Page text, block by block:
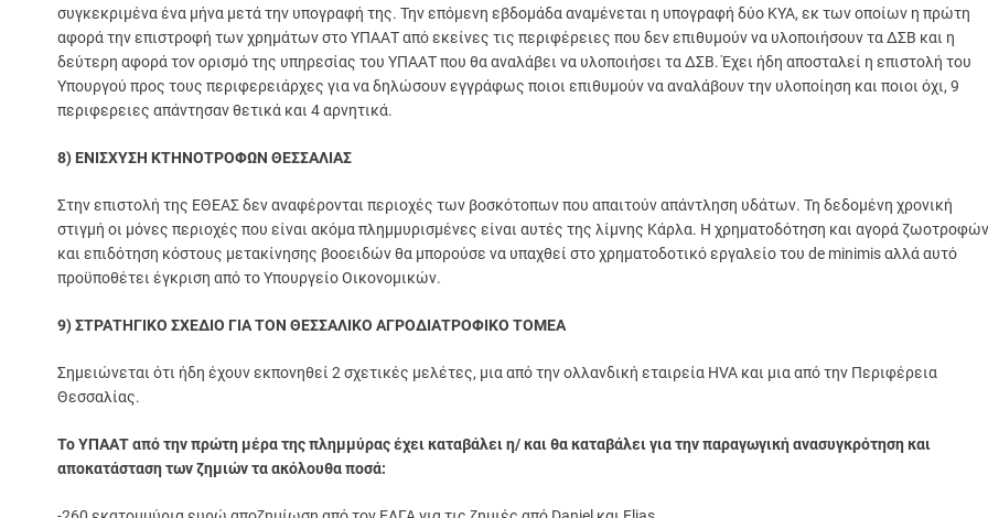
συγκεκριμένα ένα μήνα μετά την υπογραφή της. Την επόμενη εβδομάδα αναμένεται η υπογραφή δύο ΚΥΑ, εκ των οποίων η πρώτη
αφορά την επιστροφή των χρημάτων στο ΥΠΑΑΤ από εκείνες τις περιφέρειες που δεν επιθυμούν να υλοποιήσουν τα ΔΣΒ και η
δεύτερη αφορά τον ορισμό της υπηρεσίας του ΥΠΑΑΤ που θα αναλάβει να υλοποιήσει τα ΔΣΒ. Έχει ήδη αποσταλεί η επιστολή του
Υπουργού προς τους περιφερειάρχες για να δηλώσουν εγγράφως ποιοι επιθυμούν να αναλάβουν την υλοποίηση και ποιοι όχι, 9
περιφερειες απάντησαν θετικά και 4 αρνητικά.
8) ΕΝΙΣΧΥΣΗ ΚΤΗΝΟΤΡΟΦΩΝ ΘΕΣΣΑΛΙΑΣ
Στην επιστολή της ΕΘΕΑΣ δεν αναφέρονται περιοχές των βοσκότοπων που απαιτούν απάντληση υδάτων. Τη δεδομένη χρονική
στιγμή οι μόνες περιοχές που είναι ακόμα πλημμυρισμένες είναι αυτές της λίμνης Κάρλα. Η χρηματοδότηση και αγορά ζωοτροφών
και επιδότηση κόστους μετακίνησης βοοειδών θα μπορούσε να υπαχθεί στο χρηματοδοτικό εργαλείο του de minimis αλλά αυτό
προϋποθέτει έγκριση από το Υπουργείο Οικονομικών.
9) ΣΤΡΑΤΗΓΙΚΟ ΣΧΕΔΙΟ ΓΙΑ ΤΟΝ ΘΕΣΣΑΛΙΚΟ ΑΓΡΟΔΙΑΤΡΟΦΙΚΟ ΤΟΜΕΑ
Σημειώνεται ότι ήδη έχουν εκπονηθεί 2 σχετικές μελέτες, μια από την ολλανδική εταιρεία ΗVA και μια από την Περιφέρεια
Θεσσαλίας.
Το ΥΠΑΑΤ από την πρώτη μέρα της πλημμύρας έχει καταβάλει η/ και θα καταβάλει για την παραγωγική ανασυγκρότηση και
αποκατάσταση των ζημιών τα ακόλουθα ποσά: